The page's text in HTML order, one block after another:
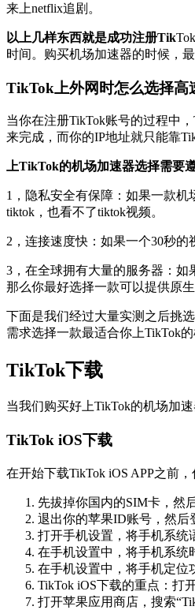
来上netflix追剧。
以上几样东西就是成功注册Tik
时间。购买机场加速器的时候，
TikTok上外网时怎么选择高
当你在注册TikTok账号的过程中
来完成，而你的IP地址就只能靠
上TikTok的机场加速器选择需要
1，隐私安全有保障：如果一款
tiktok，也看不了tiktok视频。
2，连接速度快：如果一个30秒
3，在全球拥有大量的服务器：如
那么你最好选择一款可以提供原
下面是我们经过大量实测之后挑
需求选择一款最适合你上TikTok
TikTok下载
当我们购买好上TikTok的机场加
TikTok iOS下载
在开始下载TikTok iOS APP之前
先拔掉你国内的SIM卡，然
退出你的苹果ID账号，然后
打开手机设置，将手机系统
在手机设置中，将手机系统
在手机设置中，将手机定位
TikTok iOS下载的重点：打
打开苹果应用商店，搜索